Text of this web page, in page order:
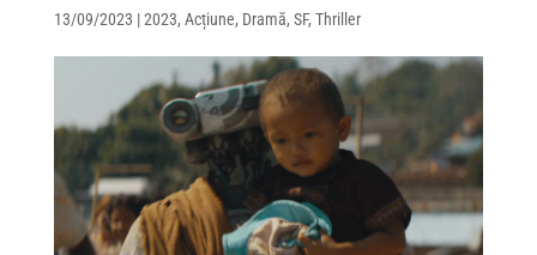
13/09/2023 |2023, Acțiune, Dramă, SF, Thriller